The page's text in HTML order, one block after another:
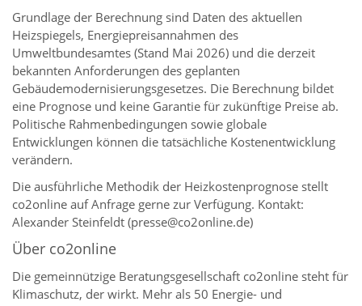
Grundlage der Berechnung sind Daten des aktuellen
Heizspiegels, Energiepreisannahmen des
Umweltbundesamtes (Stand Mai 2026) und die derzeit
bekannten Anforderungen des geplanten
Gebäudemodernisierungsgesetzes. Die Berechnung bildet
eine Prognose und keine Garantie für zukünftige Preise ab.
Politische Rahmenbedingungen sowie globale
Entwicklungen können die tatsächliche Kostenentwicklung
verändern.
Die ausführliche Methodik der Heizkostenprognose stellt
co2online auf Anfrage gerne zur Verfügung. Kontakt:
Alexander Steinfeldt (presse@co2online.de)
Über co2online
Die gemeinnützige Beratungsgesellschaft co2online steht für
Klimaschutz, der wirkt. Mehr als 50 Energie- und